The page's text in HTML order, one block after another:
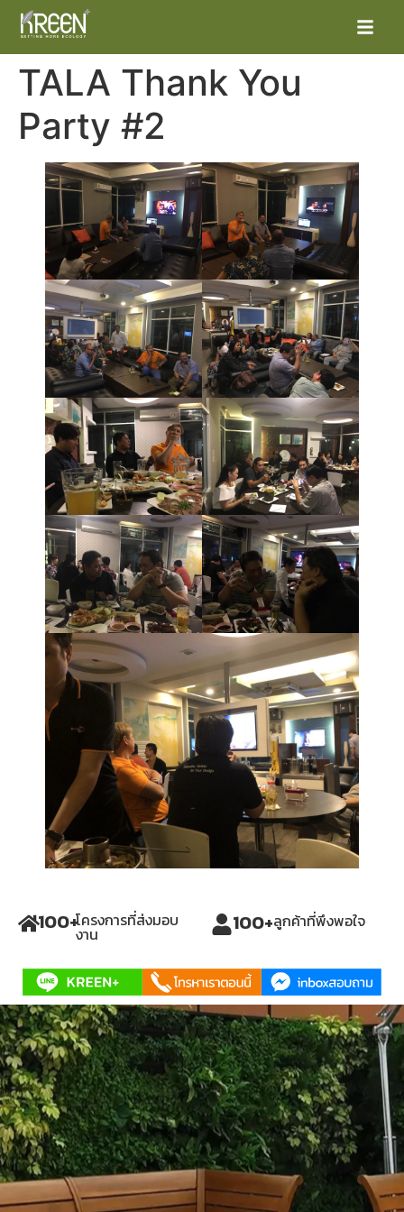
หน้าแรก
ผลิตภัณฑ์
โครงการต่าง
ข่าวสารและกิจกรรม
ติดต่อเรา
ยืนยันรการจ่ายเงิน
we not design product
wecreated our tomorrow
TALA Thank You
Party #2
100+โครงการที่ส่งมอบ
งาน 100+ลูกค้าที่พึงพอใจ